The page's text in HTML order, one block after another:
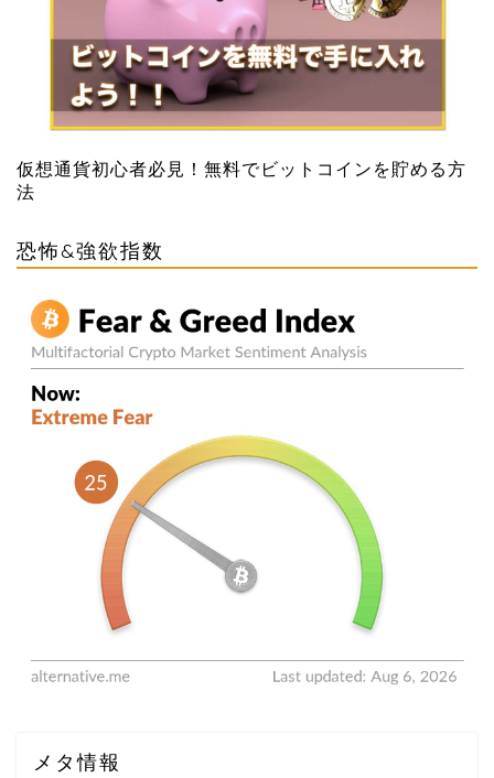
仮想通貨初心者必見！無料でビットコインを貯める方
法
恐怖&強欲指数
メタ情報